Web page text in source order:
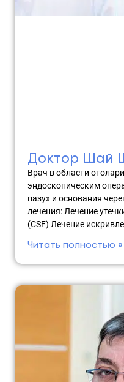
Доктор Шай
Врач в области
эндоскопическим
пазух и основания
лечения: Лечение
(CSF) Лечение
Читать полностью »